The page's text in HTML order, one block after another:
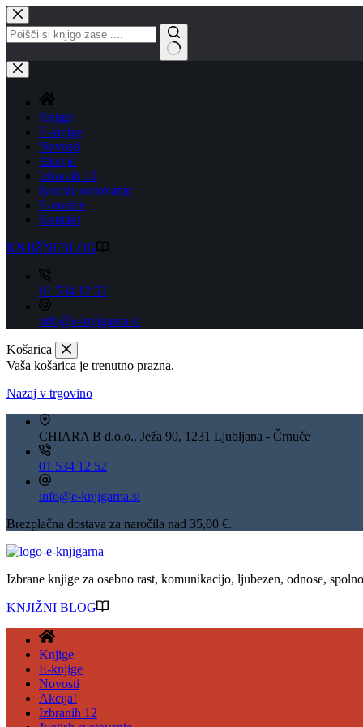
Skip
to
content
No
results
Knjige
E-knjige
Novosti
Akcija!
Izbranih 12
Jyotish svetovanje
E-novice
Kontakt
KNJIŽNI BLOG
01 534 12 52
info@e-knjigarna.si
Košarica
Vaša košarica je trenutno prazna.
Nazaj v trgovino
CHIARA B d.o.o., Ježa 90, 1231 Ljubljana - Črnuče
01 534 12 52
info@e-knjigarna.si
Brezplačna dostava za naročila nad 35,00 €.
Izbrane knjige za osebno rast, komunikacijo, ljubezen, odnose,
KNJIŽNI BLOG
Knjige
E-knjige
Novosti
Akcija!
Izbranih 12